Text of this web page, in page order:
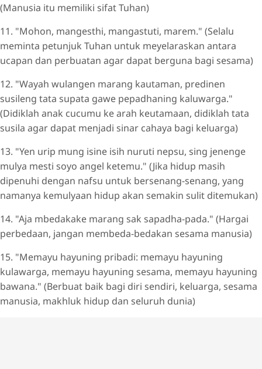
(Manusia itu memiliki sifat Tuhan)
11. "Mohon, mangesthi, mangastuti, marem." (Selalu
meminta petunjuk Tuhan untuk meyelaraskan antara
ucapan dan perbuatan agar dapat berguna bagi sesama)
12. "Wayah wulangen marang kautaman, predinen
susileng tata supata gawe pepadhaning kaluwarga."
(Didiklah anak cucumu ke arah keutamaan, didiklah tata
susila agar dapat menjadi sinar cahaya bagi keluarga)
13. "Yen urip mung isine isih nuruti nepsu, sing jenenge
mulya mesti soyo angel ketemu." (Jika hidup masih
dipenuhi dengan nafsu untuk bersenang-senang, yang
namanya kemulyaan hidup akan semakin sulit ditemukan)
14. "Aja mbedakake marang sak sapadha-pada." (Hargai
perbedaan, jangan membeda-bedakan sesama manusia)
15. "Memayu hayuning pribadi: memayu hayuning
kulawarga, memayu hayuning sesama, memayu hayuning
bawana." (Berbuat baik bagi diri sendiri, keluarga, sesama
manusia, makhluk hidup dan seluruh dunia)